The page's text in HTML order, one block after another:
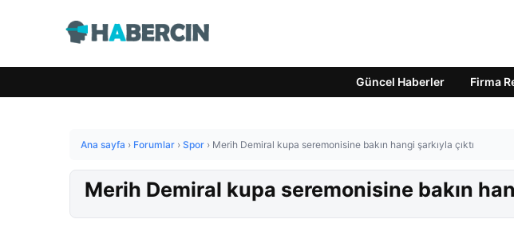
Güncel Haberler Firma
Ana sayfa › Forumlar › Spor › Merih Demiral kupa seremonisine bakın hangi şarkıyla çıktı
Merih Demiral kupa seremonisine bakın